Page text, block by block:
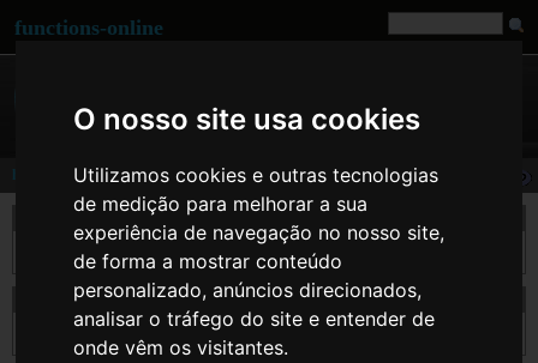
O nosso site usa cookies
Utilizamos cookies e outras tecnologias
de medição para melhorar a sua
experiência de navegação no nosso site,
de forma a mostrar conteúdo
personalizado, anúncios direcionados,
analisar o tráfego do site e entender de
onde vêm os visitantes.
functions-online
descrição
Gerar um valor hash (message digest)
declaração de hash
( string $algo , string $data [, bool $raw_output ] )